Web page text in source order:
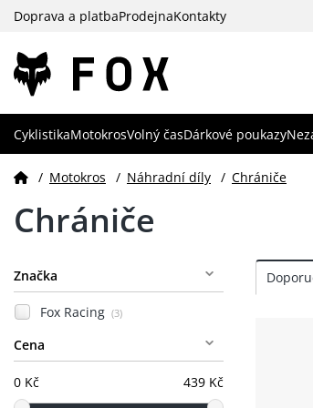
Doprava a platbaProdejnaKontakty
CyklistikaMotokrosVolný časDárkové poukazy
/ Motokros / Náhradní díly / Chrániče
Chrániče
Značka
Fox Racing (3)
Cena
0 Kč 439 Kč